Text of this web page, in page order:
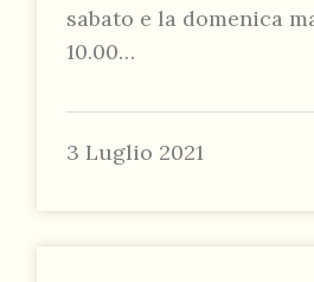
sabato e la domenica
10.00…
3 Luglio 2021